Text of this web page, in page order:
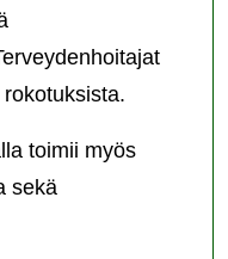
toimii myös
sekä